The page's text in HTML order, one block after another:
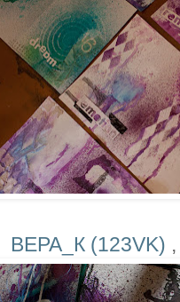
ВЕРА_К (123VK)